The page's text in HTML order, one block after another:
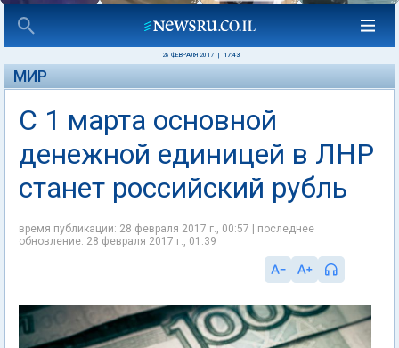
28 ФЕВРАЛЯ 2017 17:43
МИР
С 1 марта основной
денежной единицей в ЛНР
станет российский рубль
время публикации: 28 февраля 2017 г., 00:57 | последнее
обновление: 28 февраля 2017 г., 01:39